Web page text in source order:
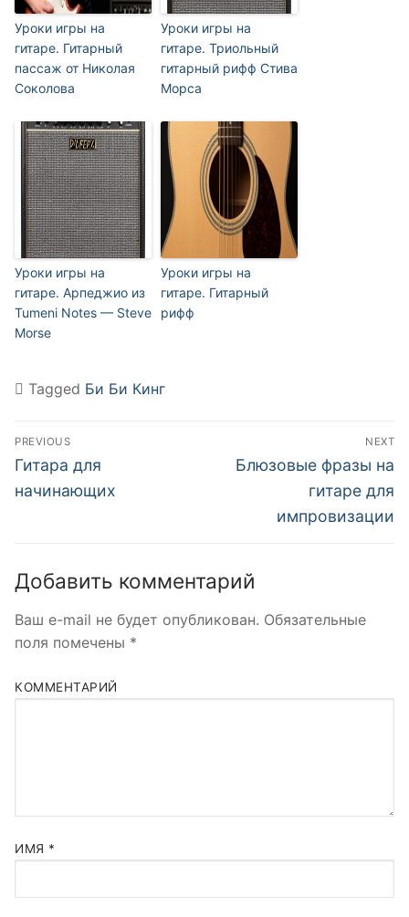
Уроки игры на
гитаре. Гитарный
пассаж от Николая
Соколова
Уроки игры на
гитаре. Триольный
гитарный рифф Стива
Морса
Уроки игры на
гитаре. Арпеджио из
Tumeni Notes — Steve
Morse
Уроки игры на
гитаре. Гитарный
рифф
Tagged Би Би Кинг
Навигация
по
записям
PREVIOUS
Previous
post:
Гитара для
начинающих
NEXT
Next
Блюзовые фразы на
гитаре для
импровизации
Добавить комментарий
Ваш e-mail не будет опубликован. Обязательные
поля помечены *
КОММЕНТАРИЙ
ИМЯ *